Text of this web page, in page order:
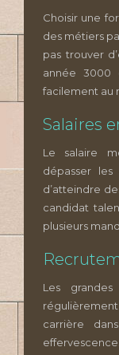
Choisir une
des métiers
pas trouver
année 3000
facilement au
Salaires
Le salaire
dépasser
d’atteindre
candidat
plusieurs
Les
carrière